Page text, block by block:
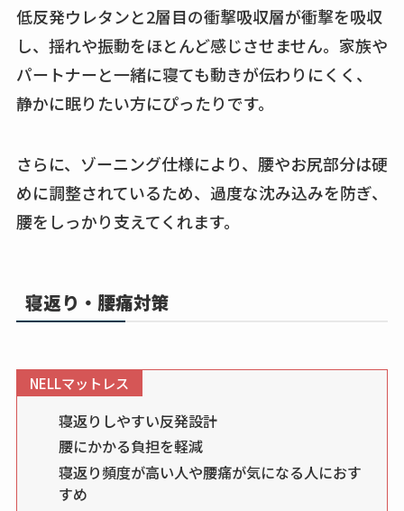
低反発ウレタンと2層目の衝撃吸収層が衝撃を吸収
し、揺れや振動をほとんど感じさせません。家族や
パートナーと一緒に寝ても動きが伝わりにくく、
静かに眠りたい方にぴったりです。
さらに、ゾーニング仕様により、腰やお尻部分は硬
めに調整されているため、過度な沈み込みを防ぎ、
腰をしっかり支えてくれます。
寝返り・腰痛対策
NELLマットレス
寝返りしやすい反発設計
腰にかかる負担を軽減
寝返り頻度が高い人や腰痛が気になる人におす
すめ